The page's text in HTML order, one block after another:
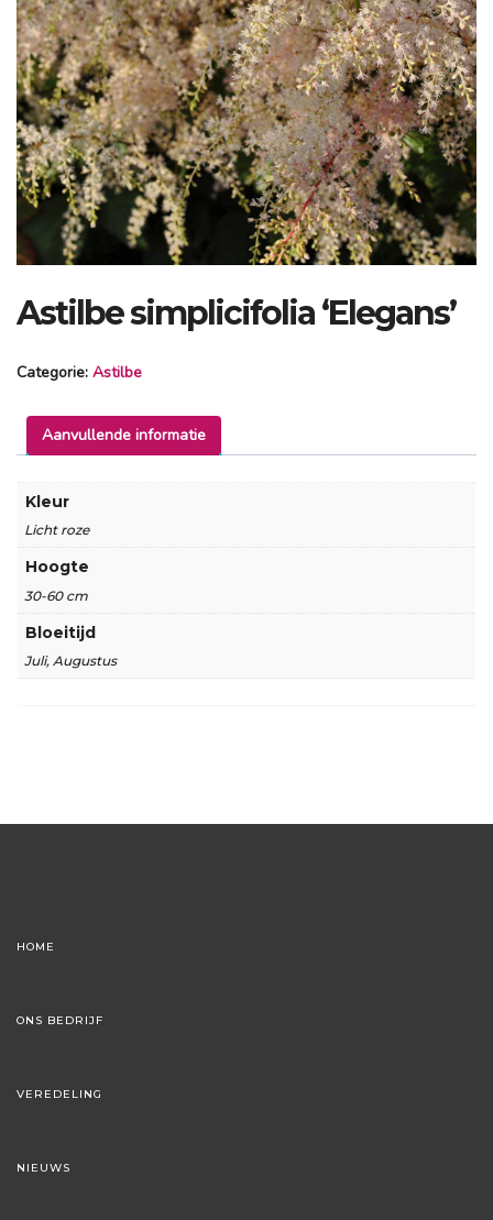
Astilbe simplicifolia ‘Elegans’
Categorie: Astilbe
Aanvullende informatie
Kleur
Licht roze
Hoogte
30-60 cm
Bloeitijd
Juli, Augustus
HOME
ONS BEDRIJF
VEREDELING
NIEUWS